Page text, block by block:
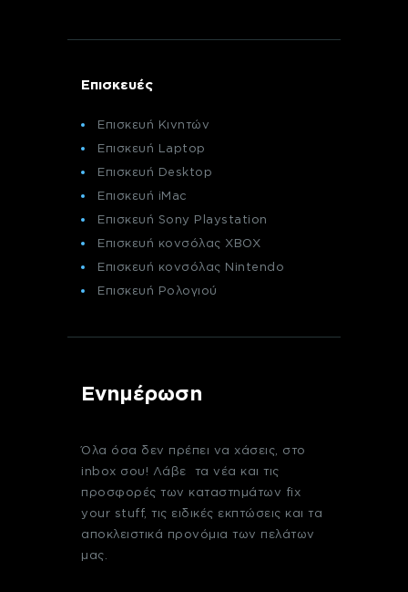
Επισκευές
Επισκευή Κινητών
Επισκευή Laptop
Επισκευή Desktop
Επισκευή iMac
Επισκευή Sony Playstation
Επισκευή κονσόλας XBOX
Επισκευή κονσόλας Nintendo
Επισκευή Ρολογιού
Ενημέρωση
Όλα όσα δεν πρέπει να χάσεις, στο
inbox σου! Λάβε τα νέα και τις
προσφορές των καταστημάτων fix
your stuff, τις ειδικές εκπτώσεις και τα
αποκλειστικά προνόμια των πελάτων
μας.